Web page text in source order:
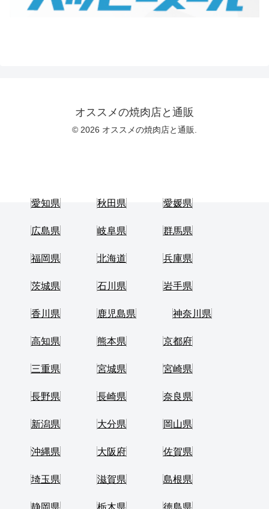
オススメの焼肉店と通販
© 2026 オススメの焼肉店と通販.
愛知県 秋田県 愛媛県
広島県 岐阜県 群馬県
福岡県 北海道 兵庫県
茨城県 石川県 岩手県
香川県 鹿児島県 神奈川県
高知県 熊本県 京都府
三重県 宮城県 宮崎県
長野県 長崎県 奈良県
新潟県 大分県 岡山県
沖縄県 大阪府 佐賀県
埼玉県 滋賀県 島根県
静岡県 栃木県 徳島県